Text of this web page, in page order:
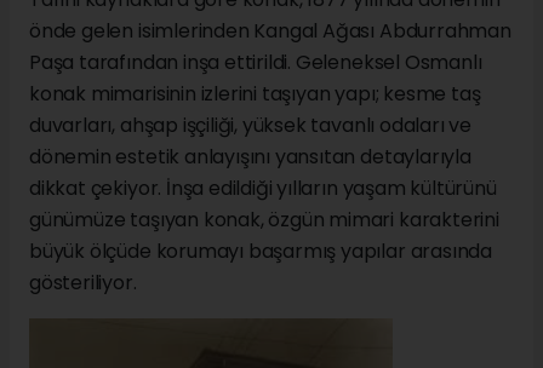
önde gelen isimlerinden Kangal Ağası Abdurrahman
Paşa tarafından inşa ettirildi. Geleneksel Osmanlı
konak mimarisinin izlerini taşıyan yapı; kesme taş
duvarları, ahşap işçiliği, yüksek tavanlı odaları ve
dönemin estetik anlayışını yansıtan detaylarıyla
dikkat çekiyor. İnşa edildiği yılların yaşam kültürünü
günümüze taşıyan konak, özgün mimari karakterini
büyük ölçüde korumayı başarmış yapılar arasında
gösteriliyor.